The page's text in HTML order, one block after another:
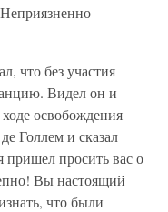
что без участия
Видел он и
освобождения
Голлем и сказал
просить вас о
Вы настоящий
что были